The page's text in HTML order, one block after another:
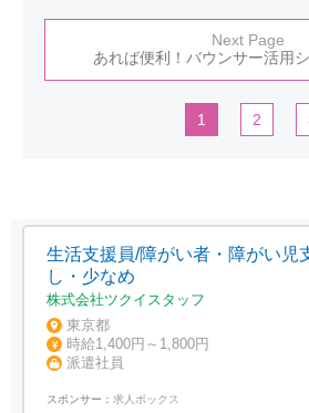
Next Page
あれば便利！バウンサー活用
1 2
生活支援員/障がい者・障がい児
し・少なめ
株式会社ツクイスタッフ
東京都
時給1,400円～1,800円
派遣社員
スポンサー： 求人ボックス